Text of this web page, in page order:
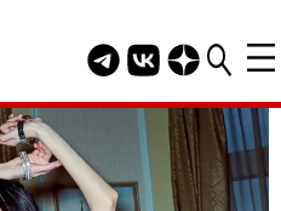
Telegram канал
Группа HELLO
Канал